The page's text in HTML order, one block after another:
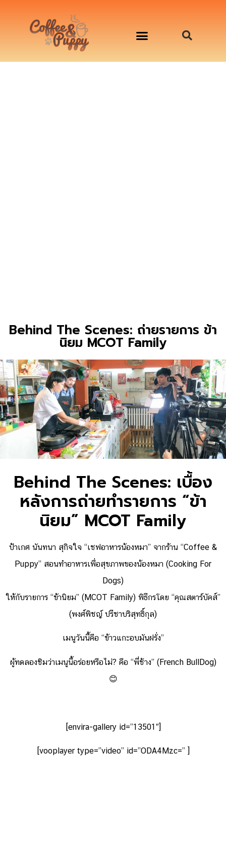
Behind The Scenes: ถ่ายรายการ ข้า
นิยม MCOT Family
Behind The Scenes: เบื้อง
หลังการถ่ายทำรายการ “ข้า
นิยม” MCOT Family
ป้าเกศ นันทนา สุกิจใจ “เชฟอาหารน้องหมา” จากร้าน “Coffee &
Puppy” สอนทำอาหารเพื่อสุขภาพของน้องหมา (Cooking For
Dogs)
ให้กับรายการ “ข้านิยม” (MCOT Family) พิธีกรโดย “คุณสตาร์บัคส์”
(พงศ์พิชญ์ ปรีชาบริสุทธิ์กุล)
เมนูวันนี้คือ “ข้าวแกะอบมันฝรั่ง”
ผู้ทดลองชิมว่าเมนูนี้อร่อยหรือไม่? คือ “พี่ช้าง” (French BullDog)
😊
[envira-gallery id=”13501″]
[vooplayer type=”video” id=”ODA4Mzc=” ]